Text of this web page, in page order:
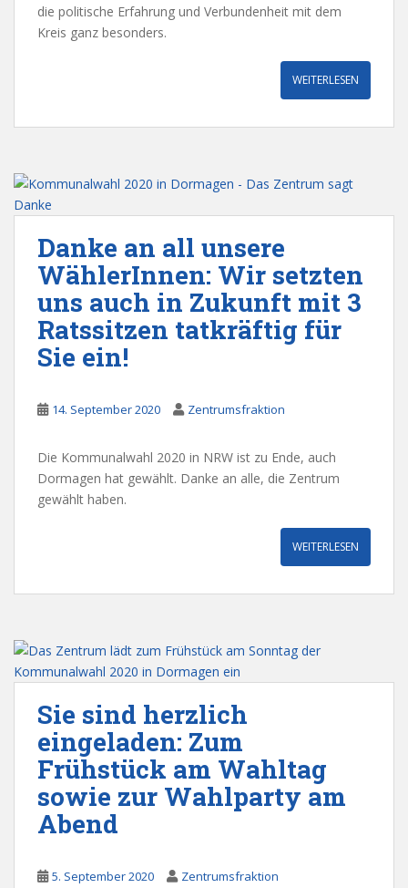
die politische Erfahrung und Verbundenheit mit dem
Kreis ganz besonders.
WEITERLESEN
Danke an all unsere
WählerInnen: Wir setzten
uns auch in Zukunft mit 3
Ratssitzen tatkräftig für
Sie ein!
14. September 2020 Zentrumsfraktion
Die Kommunalwahl 2020 in NRW ist zu Ende, auch
Dormagen hat gewählt. Danke an alle, die Zentrum
gewählt haben.
WEITERLESEN
Sie sind herzlich
eingeladen: Zum
Frühstück am Wahltag
sowie zur Wahlparty am
Abend
5. September 2020 Zentrumsfraktion